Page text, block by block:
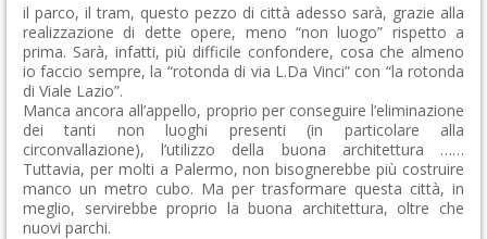
il parco, il tram, questo pezzo di città adesso sarà, grazie alla
realizzazione di dette opere, meno “non luogo” rispetto a
prima. Sarà, infatti, più difficile confondere, cosa che almeno
io faccio sempre, la “rotonda di via L.Da Vinci” con “la rotonda
di Viale Lazio”.
Manca ancora all’appello, proprio per conseguire l’eliminazione
dei tanti non luoghi presenti (in particolare alla
circonvallazione), l’utilizzo della buona architettura ……
Tuttavia, per molti a Palermo, non bisognerebbe più costruire
manco un metro cubo. Ma per trasformare questa città, in
meglio, servirebbe proprio la buona architettura, oltre che
nuovi parchi.